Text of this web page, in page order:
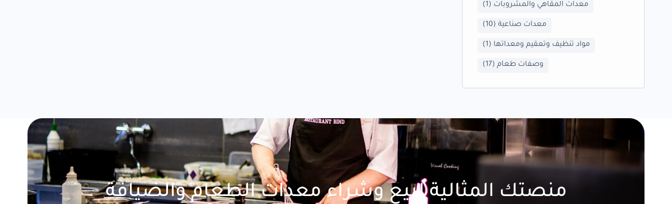
معدات المقاهي والمشروبات (1)
معدات صناعية(10)
مواد تنظيف وتعقيم ومعداتها (1)
وصفات طعام(17)
منصتك المثالية لبيع وشراء معدات الطعام والضيافة